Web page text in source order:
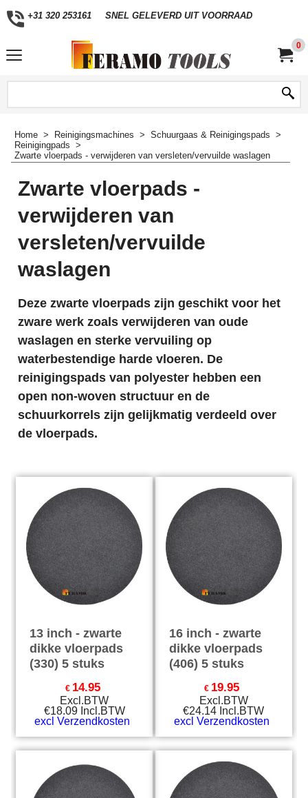
+31 320 253161 SNEL GELEVERD UIT VOORRAAD
0
Home > Reinigingsmachines > Schuurgaas & Reinigingspads >
Reinigingpads >
Zwarte vloerpads - verwijderen van versleten/vervuilde waslagen
Zwarte vloerpads -
verwijderen van
versleten/vervuilde
waslagen
Deze zwarte vloerpads zijn geschikt voor het
zware werk zoals verwijderen van oude
waslagen en sterke vervuiling op
waterbestendige harde vloeren. De
reinigingspads van polyester hebben een
open non-woven structuur en de
schuurkorrels zijn gelijkmatig verdeeld over
de vloerpads.
13 inch - zwarte
dikke vloerpads
(330) 5 stuks
€ 14.95
Excl.BTW
€18.09 Incl.BTW
excl Verzendkosten
16 inch - zwarte
dikke vloerpads
(406) 5 stuks
€ 19.95
Excl.BTW
€24.14 Incl.BTW
excl Verzendkosten